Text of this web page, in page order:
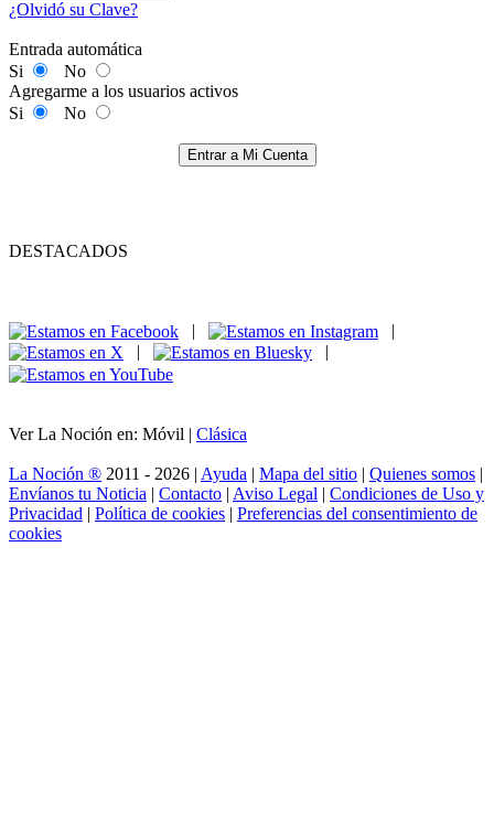
¿Olvidó su Clave?
Entrada automática
Si
No
Agregarme a los usuarios activos
Si
No
Entrar a Mi Cuenta
DESTACADOS
|
|
|
|
Ver La Noción en: Móvil | Clásica
La Noción ® 2011 - 2026 | Ayuda | Mapa del sitio | Quienes somos |
Envíanos tu Noticia | Contacto | Aviso Legal | Condiciones de Uso y
Privacidad | Política de cookies | Preferencias del consentimiento de
cookies